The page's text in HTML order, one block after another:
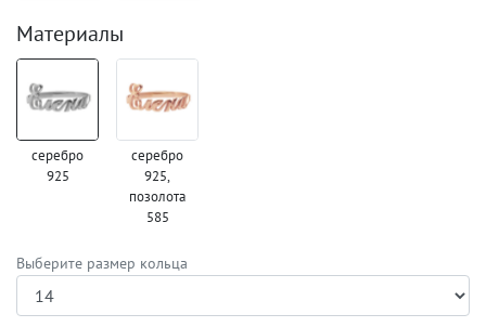
Материалы
серебро
925
серебро
925,
позолота
585
Выберите размер кольца